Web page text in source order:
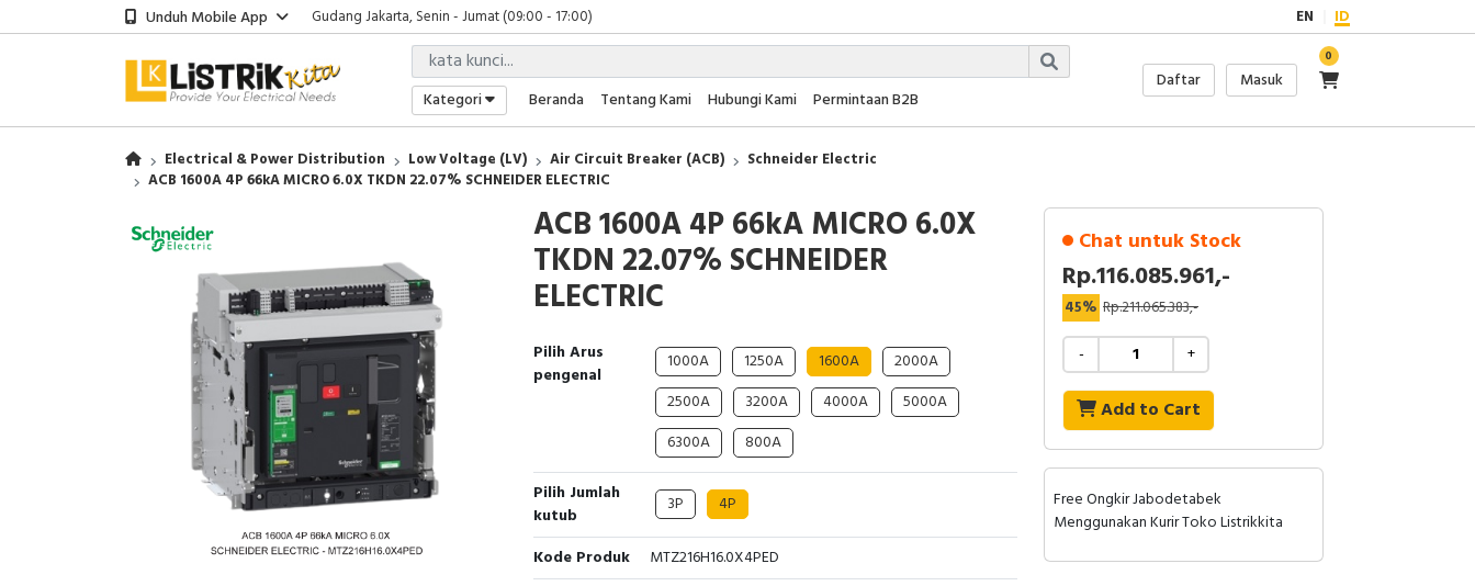
Unduh Mobile App
Gudang Jakarta, Senin - Jumat (09:00 - 17:00)
Showroom Bali, Senin - Jumat (09:00 - 17:00)
Kantor Jakarta, Senin - Jumat (08:00 - 17:00)
Gudang Jakarta, Senin - Jumat (09:00 - 17:00)
Showroom Bali, Senin - Jumat (09:00 - 17:00)
EN ID
Kategori Beranda Tentang Kami Hubungi Kami Permintaan B2B
Daftar Masuk
0
Electrical & Power Distribution Low Voltage (LV) Air Circuit Breaker (ACB)
Schneider Electric
ACB 1600A 4P 66kA MICRO 6.0X TKDN 22.07% SCHNEIDER ELECTRIC
ACB 1600A 4P 66kA MICRO 6.0X
TKDN 22.07% SCHNEIDER
ELECTRIC
Pilih Arus
pengenal
1000A 1250A 1600A
2000A
2500A
3200A 4000A
5000A
6300A
800A
Pilih Jumlah
kutub
3P 4P
Kode Produk
MTZ216H16.0X4PED
Chat untuk Stock
Rp.116.085.961,-
45% Rp.211.065.383,-
- +
Add to Cart
Free Ongkir Jabodetabek
Menggunakan Kurir Toko Listrikkita